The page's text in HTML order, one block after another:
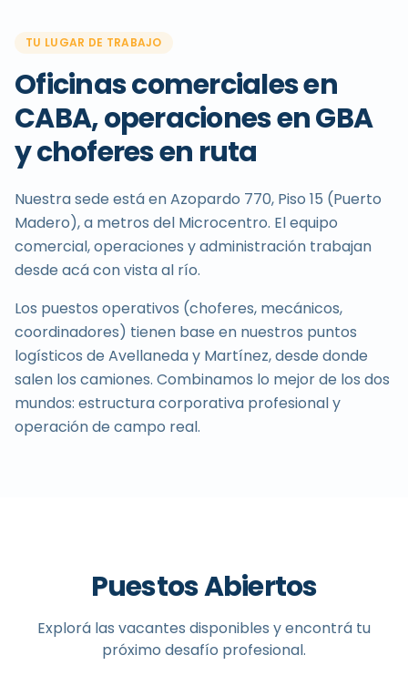
TU LUGAR DE TRABAJO
Oficinas comerciales en
CABA, operaciones en GBA
y choferes en ruta
Nuestra sede está en Azopardo 770, Piso 15 (Puerto
Madero), a metros del Microcentro. El equipo
comercial, operaciones y administración trabajan
desde acá con vista al río.
Los puestos operativos (choferes, mecánicos,
coordinadores) tienen base en nuestros puntos
logísticos de Avellaneda y Martínez, desde donde
salen los camiones. Combinamos lo mejor de los dos
mundos: estructura corporativa profesional y
operación de campo real.
Puestos Abiertos
Explorá las vacantes disponibles y encontrá tu
próximo desafío profesional.